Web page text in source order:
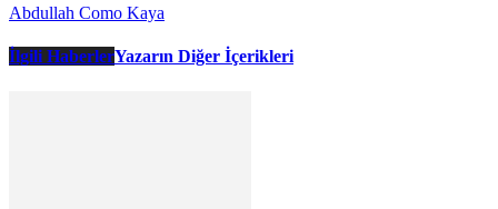
Abdullah Como Kaya
İlgili HaberlerYazarın Diğer İçerikleri